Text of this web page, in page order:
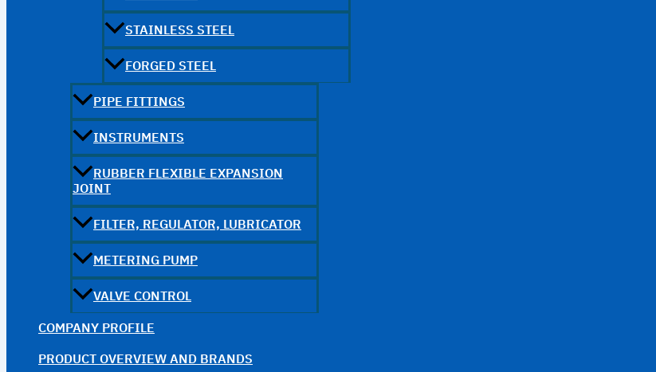
STAINLESS STEEL
FORGED STEEL
PIPE FITTINGS
INSTRUMENTS
RUBBER FLEXIBLE EXPANSION
JOINT
FILTER, REGULATOR, LUBRICATOR
METERING PUMP
VALVE CONTROL
COMPANY PROFILE
PRODUCT OVERVIEW AND BRANDS